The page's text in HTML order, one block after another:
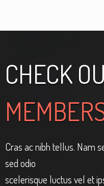
CHECK
Cras ac nibh tellus. Nam
sed odio
scelerisque luctus vel et